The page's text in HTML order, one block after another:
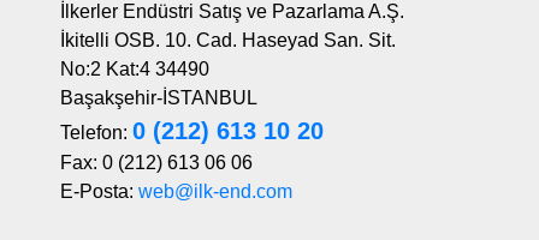
İlkerler Endüstri Satış ve Pazarlama A.Ş.
İkitelli OSB. 10. Cad. Haseyad San. Sit.
No:2 Kat:4 34490
Başakşehir-İSTANBUL
Telefon: 0 (212) 613 10 20
Fax: 0 (212) 613 06 06
E-Posta: web@ilk-end.com